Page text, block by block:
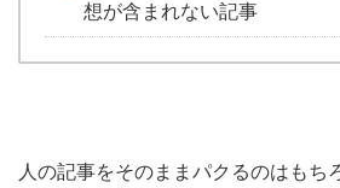
想が含まれない記事
人の記事をそのままパクるのはもち